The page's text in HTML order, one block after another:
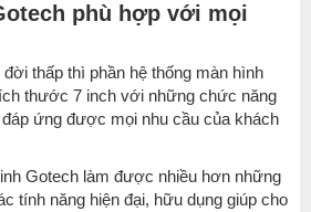
phù hợp với mọi
thấp thì phần hệ thống màn hình
thước 7 inch với những chức năng
ứng được mọi nhu cầu của khách
Gotech làm được nhiều hơn những
tính năng hiện đại, hữu dụng giúp cho